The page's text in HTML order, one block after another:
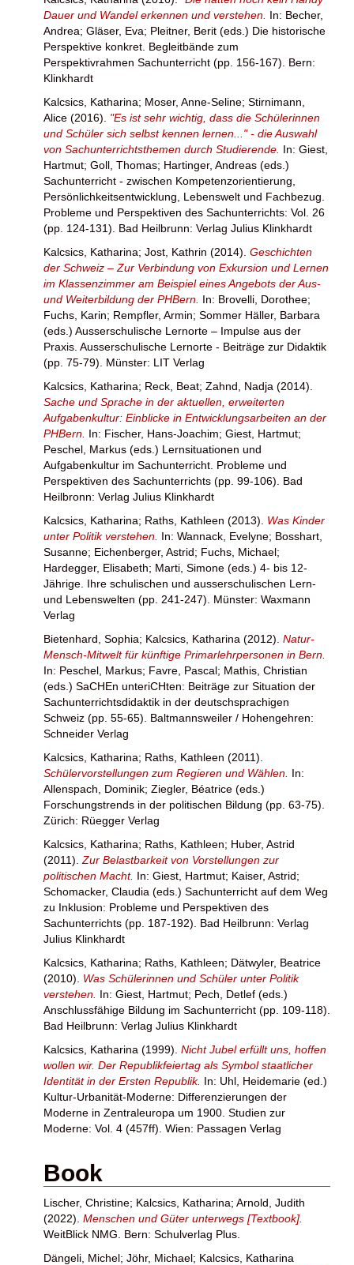
Dauer und Wandel erkennen und verstehen. In: Becher,
Andrea; Gläser, Eva; Pleitner, Berit (eds.) Die historische
Perspektive konkret. Begleitbände zum
Perspektivrahmen Sachunterricht (pp. 156-167). Bern:
Klinkhardt
Kalcsics, Katharina; Moser, Anne-Seline; Stirnimann,
Alice (2016). "Es ist sehr wichtig, dass die Schülerinnen
und Schüler sich selbst kennen lernen..." - die Auswahl
von Sachunterrichtsthemen durch Studierende. In: Giest,
Hartmut; Goll, Thomas; Hartinger, Andreas (eds.)
Sachunterricht - zwischen Kompetenzorientierung,
Persönlichkeitsentwicklung, Lebenswelt und Fachbezug.
Probleme und Perspektiven des Sachunterrichts: Vol. 26
(pp. 124-131). Bad Heilbrunn: Verlag Julius Klinkhardt
Kalcsics, Katharina; Jost, Kathrin (2014). Geschichten
der Schweiz – Zur Verbindung von Exkursion und Lernen
im Klassenzimmer am Beispiel eines Angebots der Aus-
und Weiterbildung der PHBern. In: Brovelli, Dorothee;
Fuchs, Karin; Rempfler, Armin; Sommer Häller, Barbara
(eds.) Ausserschulische Lernorte – Impulse aus der
Praxis. Ausserschulische Lernorte - Beiträge zur Didaktik
(pp. 75-79). Münster: LIT Verlag
Kalcsics, Katharina; Reck, Beat; Zahnd, Nadja (2014).
Sache und Sprache in der aktuellen, erweiterten
Aufgabenkultur: Einblicke in Entwicklungsarbeiten an der
PHBern. In: Fischer, Hans-Joachim; Giest, Hartmut;
Peschel, Markus (eds.) Lernsituationen und
Aufgabenkultur im Sachunterricht. Probleme und
Perspektiven des Sachunterrichts (pp. 99-106). Bad
Heilbronn: Verlag Julius Klinkhardt
Kalcsics, Katharina; Raths, Kathleen (2013). Was Kinder
unter Politik verstehen. In: Wannack, Evelyne; Bosshart,
Susanne; Eichenberger, Astrid; Fuchs, Michael;
Hardegger, Elisabeth; Marti, Simone (eds.) 4- bis 12-
Jährige. Ihre schulischen und ausserschulischen Lern-
und Lebenswelten (pp. 241-247). Münster: Waxmann
Verlag
Bietenhard, Sophia; Kalcsics, Katharina (2012). Natur-
Mensch-Mitwelt für künftige Primarlehrpersonen in Bern.
In: Peschel, Markus; Favre, Pascal; Mathis, Christian
(eds.) SaCHEn unteriCHten: Beiträge zur Situation der
Sachunterrichtsdidaktik in der deutschsprachigen
Schweiz (pp. 55-65). Baltmannsweiler / Hohengehren:
Schneider Verlag
Kalcsics, Katharina; Raths, Kathleen (2011).
Schülervorstellungen zum Regieren und Wählen. In:
Allenspach, Dominik; Ziegler, Béatrice (eds.)
Forschungstrends in der politischen Bildung (pp. 63-75).
Zürich: Rüegger Verlag
Kalcsics, Katharina; Raths, Kathleen; Huber, Astrid
(2011). Zur Belastbarkeit von Vorstellungen zur
politischen Macht. In: Giest, Hartmut; Kaiser, Astrid;
Schomacker, Claudia (eds.) Sachunterricht auf dem Weg
zu Inklusion: Probleme und Perspektiven des
Sachunterrichts (pp. 187-192). Bad Heilbrunn: Verlag
Julius Klinkhardt
Kalcsics, Katharina; Raths, Kathleen; Dätwyler, Beatrice
(2010). Was Schülerinnen und Schüler unter Politik
verstehen. In: Giest, Hartmut; Pech, Detlef (eds.)
Anschlussfähige Bildung im Sachunterricht (pp. 109-118).
Bad Heilbrunn: Verlag Julius Klinkhardt
Kalcsics, Katharina (1999). Nicht Jubel erfüllt uns, hoffen
wollen wir. Der Republikfeiertag als Symbol staatlicher
Identität in der Ersten Republik. In: Uhl, Heidemarie (ed.)
Kultur-Urbanität-Moderne: Differenzierungen der
Moderne in Zentraleuropa um 1900. Studien zur
Moderne: Vol. 4 (457ff). Wien: Passagen Verlag
Book
Lischer, Christine; Kalcsics, Katharina; Arnold, Judith
(2022). Menschen und Güter unterwegs [Textbook].
WeitBlick NMG. Bern: Schulverlag Plus.
Dängeli, Michel; Jöhr, Michael; Kalcsics, Katharina